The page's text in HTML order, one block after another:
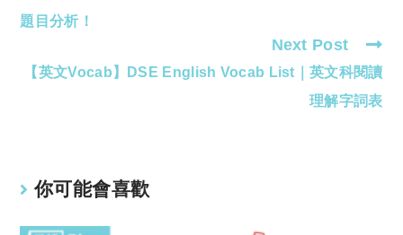
articles
題目分析！
Next Post
【英文Vocab】DSE English Vocab List｜英文科閱讀
理解字詞表
你可能會喜歡